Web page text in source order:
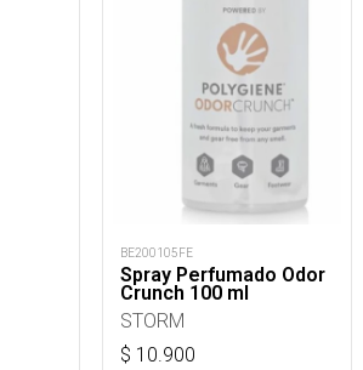
BE200105FE
Spray Perfumado Odor
Crunch 100 ml
STORM
$ 10.900